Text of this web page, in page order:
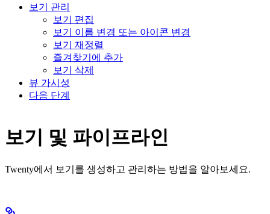
보기 관리
보기 편집
보기 이름 변경 또는 아이콘 변경
보기 재정렬
즐겨찾기에 추가
보기 삭제
뷰 가시성
다음 단계
보기 및 파이프라인
Twenty에서 보기를 생성하고 관리하는 방법을 알아보세요.